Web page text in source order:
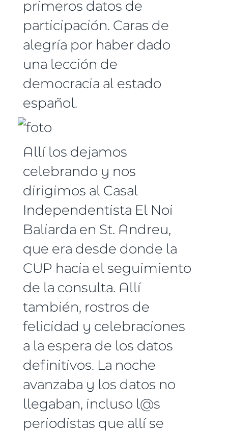
primeros datos de
participación. Caras de
alegría por haber dado
una lección de
democracia al estado
español.
Allí los dejamos
celebrando y nos
dirigimos al Casal
Independentista El Noi
Baliarda en St. Andreu,
que era desde donde la
CUP hacia el seguimiento
de la consulta. Allí
también, rostros de
felicidad y celebraciones
a la espera de los datos
definitivos. La noche
avanzaba y los datos no
llegaban, incluso l@s
periodistas que allí se